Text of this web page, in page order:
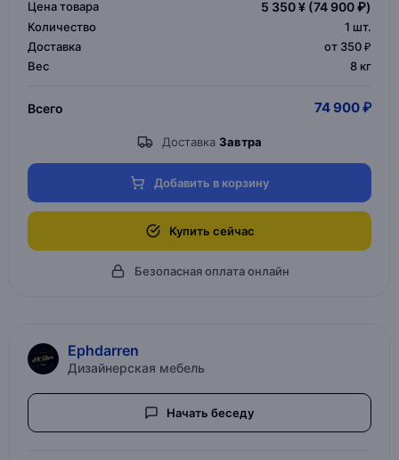
Цена товара 5 350 ¥ (74 900 ₽)
Количество 1 шт.
Доставка
от 350 ₽
Вес
8 кг
Всего 74 900 ₽
Доставка Завтра
Добавить в корзину
Купить сейчас
Безопасная оплата онлайн
Ephdarren
Дизайнерская мебель
Начать беседу